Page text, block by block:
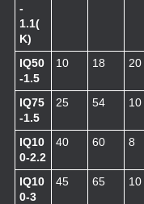
-
1.1(
K)
IQ50
-1.5
10 18 20
IQ75
-1.5
25 54 10
IQ10
0-2.2
40 60 8
IQ10
0-3
45 65 10